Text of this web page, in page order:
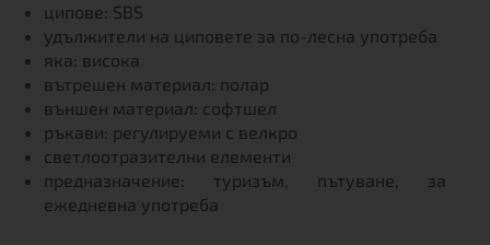
ципове: SBS
удължители на циповете за по-лесна употреба
яка: висока
вътрешен материал: полар
външен материал: софтшел
ръкави: регулируеми с велкро
светлоотразителни елементи
предназначение: туризъм, пътуване, за
ежедневна употреба